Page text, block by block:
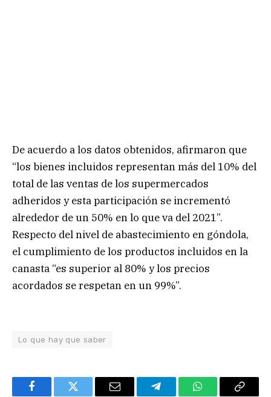
De acuerdo a los datos obtenidos, afirmaron que
“los bienes incluidos representan más del 10% del
total de las ventas de los supermercados
adheridos y esta participación se incrementó
alrededor de un 50% en lo que va del 2021”.
Respecto del nivel de abastecimiento en góndola,
el cumplimiento de los productos incluidos en la
canasta “es superior al 80% y los precios
acordados se respetan en un 99%”.
Lo que hay que saber